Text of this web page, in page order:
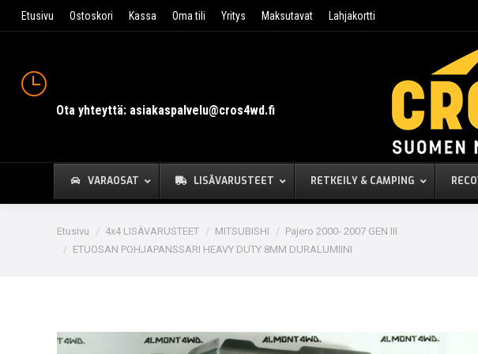
Etusivu Ostoskori Kassa Oma tili Yritys Maksutavat Lahjakortti
Ota yhteyttä: asiakaspalvelu@cros4wd.fi
VARAOSAT LISÄVARUSTEET RETKEILY & CAMPING
You are here:
Etusivu 4x4 LISÄVARUSTEET MITSUBISHI
Pajero 2000- 2007 GEN III
ETUOSAN POHJAPANSSARI HEAVY DUTY 8MM DURALUMIINI